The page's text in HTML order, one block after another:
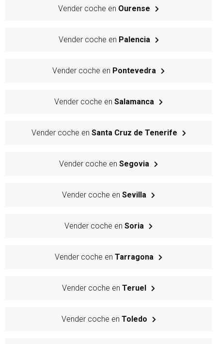
Vender coche en Ourense
Vender coche en Palencia
Vender coche en Pontevedra
Vender coche en Salamanca
Vender coche en Santa Cruz de Tenerife
Vender coche en Segovia
Vender coche en Sevilla
Vender coche en Soria
Vender coche en Tarragona
Vender coche en Teruel
Vender coche en Toledo